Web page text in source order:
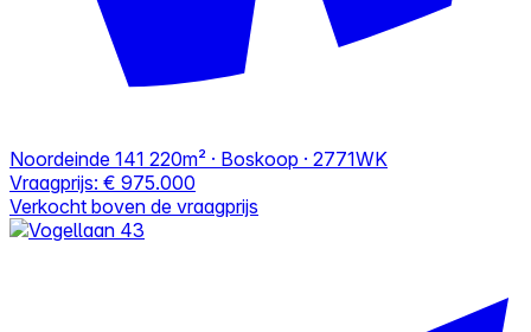
Noordeinde 141 220m² · Boskoop · 2771WK
Vraagprijs: € 975.000
Verkocht boven de vraagprijs